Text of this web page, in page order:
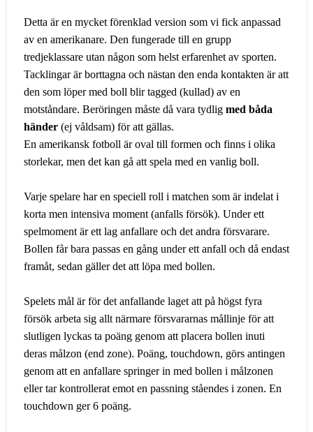
Detta är en mycket förenklad version som vi fick anpassad
av en amerikanare. Den fungerade till en grupp
tredjeklassare utan någon som helst erfarenhet av sporten.
Tacklingar är borttagna och nästan den enda kontakten är att
den som löper med boll blir tagged (kullad) av en
motståndare. Beröringen måste då vara tydlig med båda
händer (ej våldsam) för att gällas.
En amerikansk fotboll är oval till formen och finns i olika
storlekar, men det kan gå att spela med en vanlig boll.
Varje spelare har en speciell roll i matchen som är indelat i
korta men intensiva moment (anfalls försök). Under ett
spelmoment är ett lag anfallare och det andra försvarare.
Bollen får bara passas en gång under ett anfall och då endast
framåt, sedan gäller det att löpa med bollen.
Spelets mål är för det anfallande laget att på högst fyra
försök arbeta sig allt närmare försvararnas mållinje för att
slutligen lyckas ta poäng genom att placera bollen inuti
deras målzon (end zone). Poäng, touchdown, görs antingen
genom att en anfallare springer in med bollen i målzonen
eller tar kontrollerat emot en passning ståendes i zonen. En
touchdown ger 6 poäng.